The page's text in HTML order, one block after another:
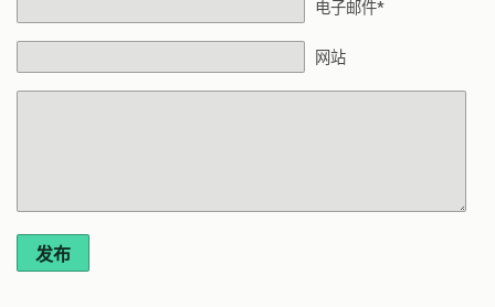
电子邮件*
网站
发布